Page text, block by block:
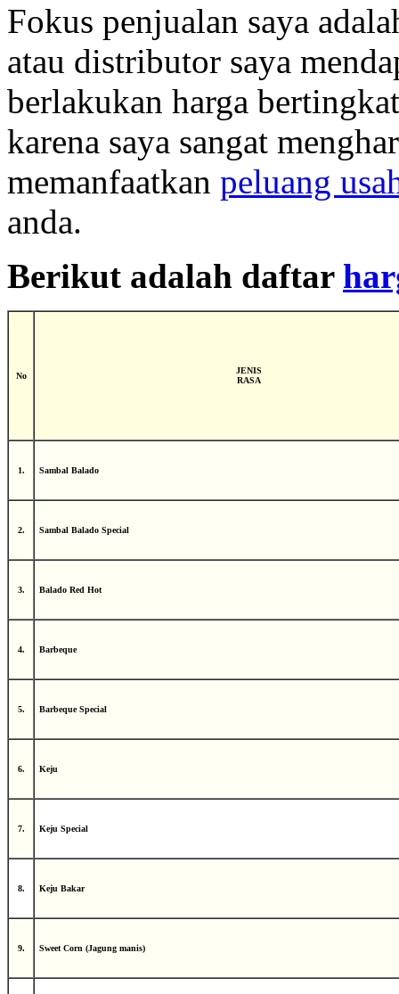
Fokus penjualan saya
atau distributor saya
berlakukan harga
karena saya sangat
memanfaatkan peluang
anda.
Berikut adalah daftar
No
JENIS
RASA
1. Sambal Balado
2. Sambal Balado Special
3. Balado Red Hot
4. Barbeque
5. Barbeque Special
6. Keju
7. Keju Special
8. Keju Bakar
9. Sweet Corn (Jagung manis)